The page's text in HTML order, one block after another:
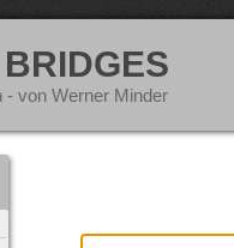
von Werner Minder